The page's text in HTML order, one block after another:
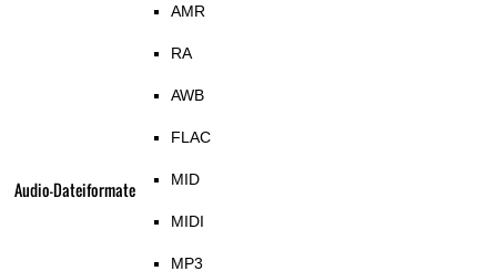
Audio-Dateiformate
AMR
RA
AWB
FLAC
MID
MIDI
MP3